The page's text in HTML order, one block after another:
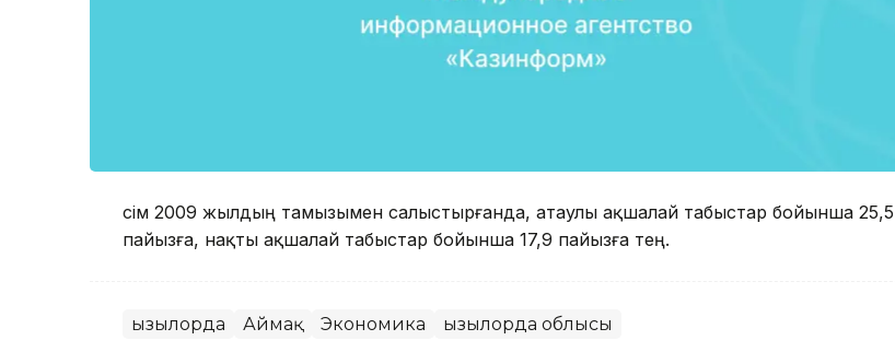
Өсім 2009 жылдың тамызымен салыстырғанда, атаулы ақшалай табыстар бойынша 25,5
пайызға, нақты ақшалай табыстар бойынша 17,9 пайызға тең.
Қызылорда Аймақ Экономика Қызылорда облысы